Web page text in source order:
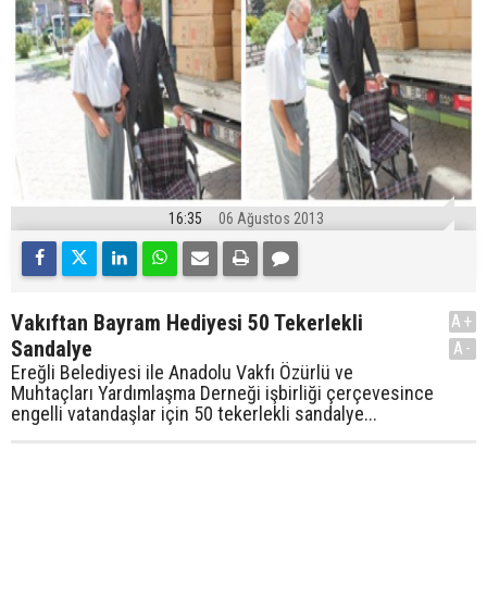
16:35 06 Ağustos 2013
Vakıftan Bayram Hediyesi 50 Tekerlekli
Sandalye
Ereğli Belediyesi ile Anadolu Vakfı Özürlü ve
Muhtaçları Yardımlaşma Derneği işbirliği çerçevesince
engelli vatandaşlar için 50 tekerlekli sandalye...
A+
A-